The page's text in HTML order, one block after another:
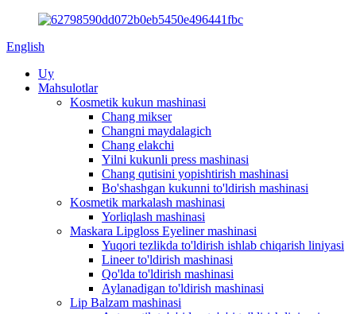
English
Uy
Mahsulotlar
Kosmetik kukun mashinasi
Chang mikser
Changni maydalagich
Chang elakchi
Yilni kukunli press mashinasi
Chang qutisini yopishtirish mashinasi
Bo'shashgan kukunni to'ldirish mashinasi
Kosmetik markalash mashinasi
Yorliqlash mashinasi
Maskara Lipgloss Eyeliner mashinasi
Yuqori tezlikda to'ldirish ishlab chiqarish liniyasi
Lineer to'ldirish mashinasi
Qo'lda to'ldirish mashinasi
Aylanadigan to'ldirish mashinasi
Lip Balzam mashinasi